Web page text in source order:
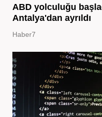
ABD yolculuğu
Antalya'dan ayrıldı
Haber7